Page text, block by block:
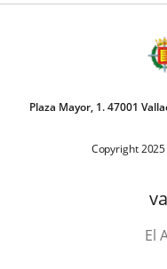
Plaza Mayor, 1. 47001
Copyright
El